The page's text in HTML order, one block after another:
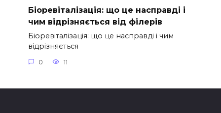
Біоревіталізація: що це насправді і
чим відрізняється від філерів
Біоревіталізація: що це насправді і чим
відрізняється
0 11